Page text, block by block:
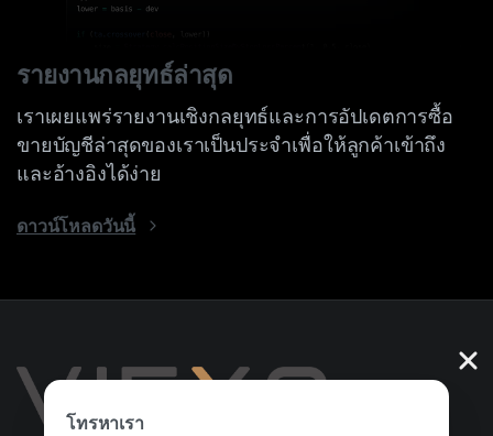
โทรหาเรา
รายงานกลยุทธ์ล่าสุด
เราเผยแพร่รายงานเชิงกลยุทธ์และการอัปเดตการซื้อ
ขายบัญชีล่าสุดของเราเป็นประจำเพื่อให้ลูกค้าเข้าถึง
และอ้างอิงได้ง่าย
ดาวน์โหลดวันนี้